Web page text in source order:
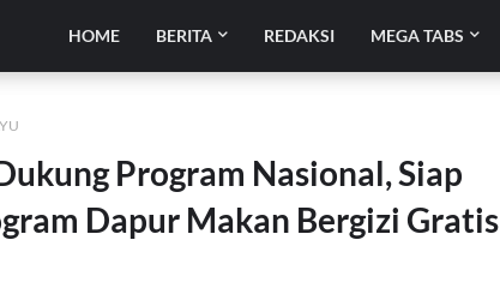
HOME BERITA REDAKSI MEGA TABS
Program Nasional, Siap
Dapur Makan Bergizi Gratis